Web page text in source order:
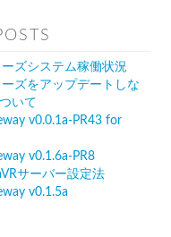
ズシステム稼働状況
ズをアップデートしな
いて
v0.0.1a-PR43 for
v0.1.6a-PR8
サーバー設定法
v0.1.5a